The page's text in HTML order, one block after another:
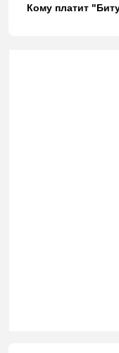
Кому платит